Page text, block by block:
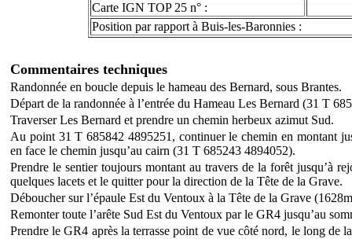
Carte IGN TOP 25 n° :
Position par rapport à Buis-les-Baronnies :
Commentaires techniques
Randonnée en boucle depuis le hameau des Bernard, sous Brantes.
Départ de la randonnée à l’entrée du Hameau Les Bernard (31 T
Traverser Les Bernard et prendre un chemin herbeux azimut Sud.
Au point 31 T 685842 4895251, continuer le chemin en montant
en face le chemin jusqu’au cairn (31 T 685243 4894052).
Prendre le sentier toujours montant au travers de la forêt jusqu’à
quelques lacets et le quitter pour la direction de la Tête de la Grave.
Déboucher sur l’épaule Est du Ventoux à la Tête de la Grave
Remonter toute l’arête Sud Est du Ventoux par le GR4 jusqu’au
Prendre le GR4 après la terrasse point de vue côté nord, le long